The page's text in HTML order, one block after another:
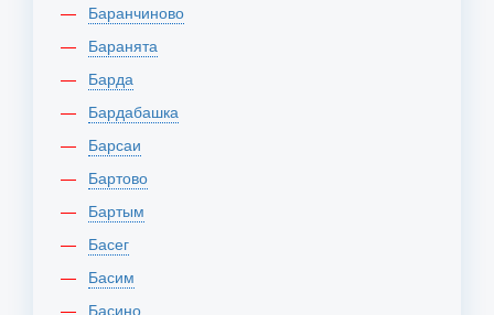
Баранчиново
Баранята
Барда
Бардабашка
Барсаи
Бартово
Бартым
Басег
Басим
Басино